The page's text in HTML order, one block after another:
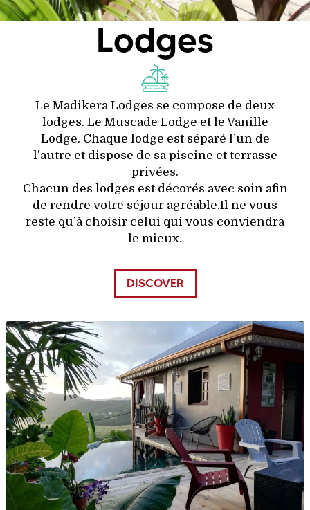
Lodges
Le Madikera Lodges se compose de deux
lodges. Le Muscade Lodge et le Vanille
Lodge. Chaque lodge est séparé l’un de
l’autre et dispose de sa piscine et terrasse
privées.
Chacun des lodges est décorés avec soin afin
de rendre votre séjour agréable.Il ne vous
reste qu’à choisir celui qui vous conviendra
le mieux.
DISCOVER